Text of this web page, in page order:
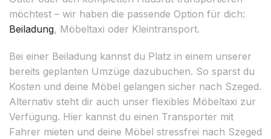
möchtest – wir haben die passende Option für dich:
Beiladung, Möbeltaxi oder Kleintransport.
Bei einer Beiladung kannst du Platz in einem unserer
bereits geplanten Umzüge dazubuchen. So sparst du
Kosten und deine Möbel gelangen sicher nach Szeged.
Alternativ steht dir auch unser flexibles Möbeltaxi zur
Verfügung. Hier kannst du einen Transporter mit
Fahrer mieten und deine Möbel stressfrei nach Szeged